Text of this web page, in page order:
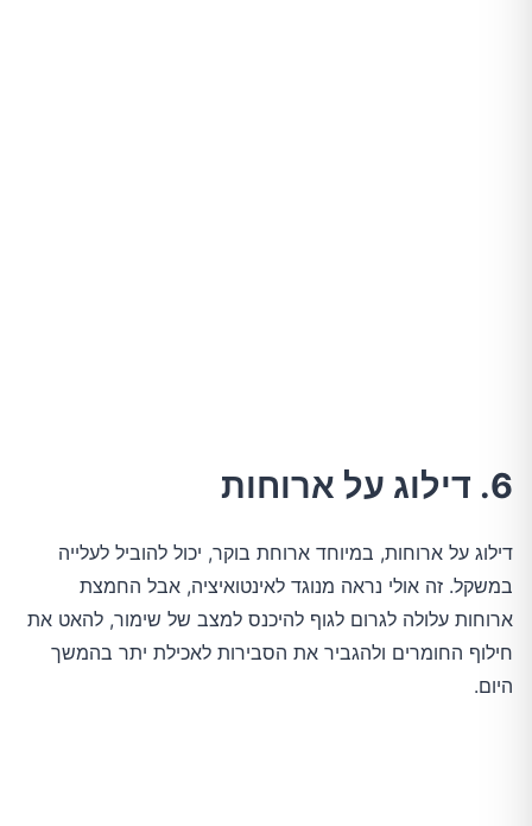
6. דילוג על ארוחות
דילוג על ארוחות, במיוחד ארוחת בוקר, יכול להוביל לעלייה
במשקל. זה אולי נראה מנוגד לאינטואיציה, אבל החמצת
ארוחות עלולה לגרום לגוף להיכנס למצב של שימור, להאט את
חילוף החומרים ולהגביר את הסבירות לאכילת יתר בהמשך
היום.